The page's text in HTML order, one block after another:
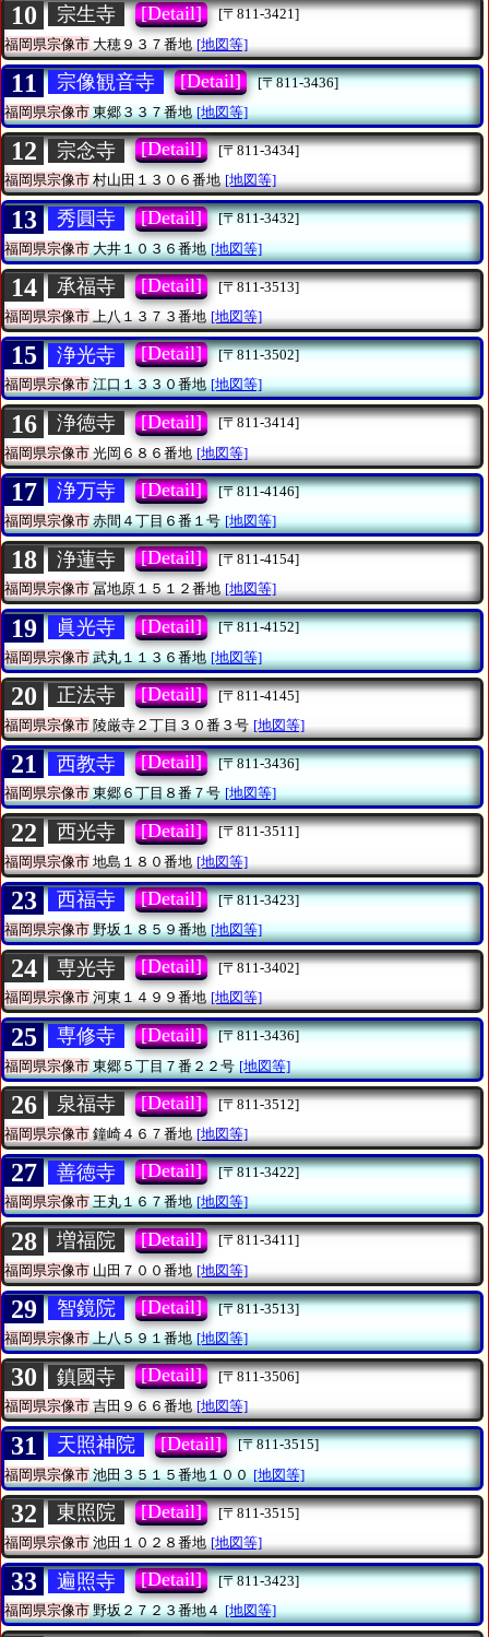
10 宗生寺 [Detail]
[〒811-3421]
福岡県宗像市 大穂９３７番地 [地図等]
11 宗像観音寺 [Detail]
[〒811-3436]
福岡県宗像市東郷３３７番地 [地図等]
12 宗念寺 [Detail]
[〒811-3434]
福岡県宗像市村山田１３０６番地 [地図等]
13 秀圓寺 [Detail]
[〒811-3432]
福岡県宗像市大井１０３６番地 [地図等]
14 承福寺 [Detail]
[〒811-3513]
福岡県宗像市 上八１３７３番地 [地図等]
15 浄光寺 [Detail]
[〒811-3502]
福岡県宗像市江口１３３０番地 [地図等]
16 浄徳寺 [Detail]
[〒811-3414]
福岡県宗像市 光岡６８６番地 [地図等]
17 浄万寺 [Detail]
[〒811-4146]
福岡県宗像市赤間４丁目６番１号 [地図等]
18 浄蓮寺 [Detail]
[〒811-4154]
福岡県宗像市冨地原１５１２番地 [地図等]
19 眞光寺 [Detail]
[〒811-4152]
福岡県宗像市武丸１１３６番地 [地図等]
20 正法寺 [Detail]
[〒811-4145]
福岡県宗像市 陵厳寺２丁目３０番３号 [地図等]
21 西教寺 [Detail]
[〒811-3436]
福岡県宗像市東郷６丁目８番７号 [地図等]
22 西光寺 [Detail]
[〒811-3511]
福岡県宗像市 地島１８０番地 [地図等]
23 西福寺 [Detail]
[〒811-3423]
福岡県宗像市野坂１８５９番地 [地図等]
24 専光寺 [Detail]
[〒811-3402]
福岡県宗像市河東１４９９番地 [地図等]
25 専修寺 [Detail]
[〒811-3436]
福岡県宗像市東郷５丁目７番２２号 [地図等]
26 泉福寺 [Detail]
[〒811-3512]
福岡県宗像市 鐘崎４６７番地 [地図等]
27 善徳寺 [Detail]
[〒811-3422]
福岡県宗像市王丸１６７番地 [地図等]
28 増福院 [Detail]
[〒811-3411]
福岡県宗像市 山田７００番地 [地図等]
29 智鏡院 [Detail]
[〒811-3513]
福岡県宗像市上八５９１番地 [地図等]
30 鎮國寺 [Detail]
[〒811-3506]
福岡県宗像市吉田９６６番地 [地図等]
31 天照神院 [Detail]
[〒811-3515]
福岡県宗像市池田３５１５番地１００ [地図等]
32 東照院 [Detail]
[〒811-3515]
福岡県宗像市 池田１０２８番地 [地図等]
33 遍照寺 [Detail]
[〒811-3423]
福岡県宗像市野坂２７２３番地４ [地図等]